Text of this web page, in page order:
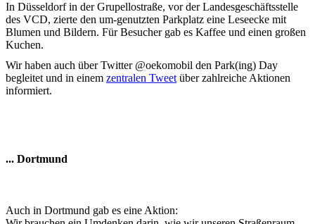
In Düsseldorf in der Grupellostraße, vor der Landesgeschäftsstelle
des VCD, zierte den um-genutzten Parkplatz eine Leseecke mit
Blumen und Bildern. Für Besucher gab es Kaffee und einen großen
Kuchen.
Wir haben auch über Twitter @oekomobil den Park(ing) Day
begleitet und in einem zentralen Tweet über zahlreiche Aktionen
informiert.
... Dortmund
Auch in Dortmund gab es eine Aktion: